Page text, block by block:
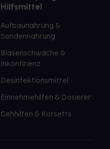
Hilfsmittel
Aufbaunahrung &
Sondennahrung
Blasenschwäche &
Inkontinenz
Desinfektionsmittel
Einnehmehilfen & Dosierer
Gehhilfen & Korsetts